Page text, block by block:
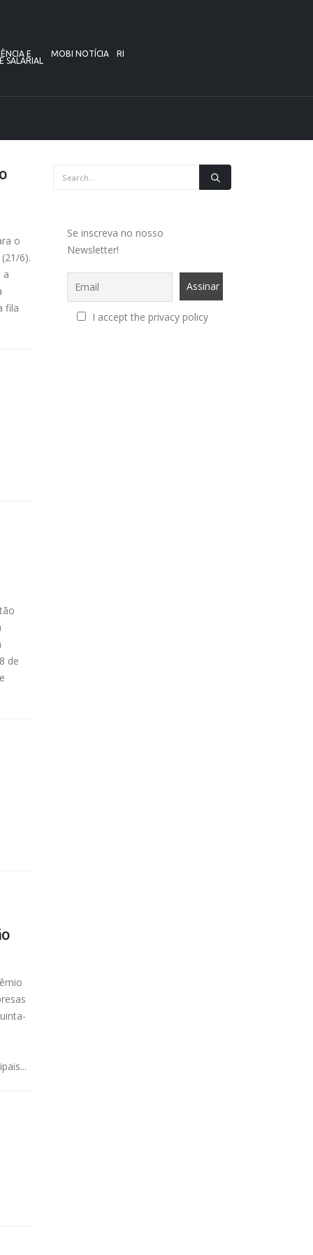
E
SALARIAL
MOBI NOTÍCIA RI
o
6).
a
fila
de
Se inscreva no nosso
Newsletter!
I accept the privacy policy